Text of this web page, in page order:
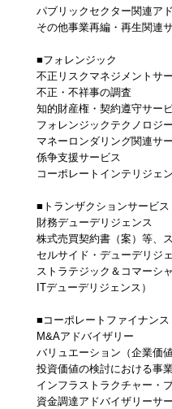
パブリックセクター関連ア
その他事業再編・再生関連
■フォレンジック
不正リスクマネジメントサ
不正・不祥事の調査
知的財産権・契約遵守サー
フォレンジックテクノロジ
マネーロンダリング関連サ
係争支援サービス
コーポレートインテリジェ
■トランザクションサービス
財務デューデリジェンス
株式売買契約書（案）等、
セルサイド・デューデリジ
ストラテジック＆コマーシ
ITデューデリジェンス）
■コーポレートファイナンス
M&Aアドバイザリー
バリュエーション（企業価
投資価値の検討における事
インフラストラクチャー・
資金調達アドバイザリーサ